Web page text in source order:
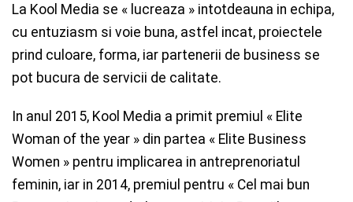
La Kool Media se « lucreaza » intotdeauna in echipa,
cu entuziasm si voie buna, astfel incat, proiectele
prind culoare, forma, iar partenerii de business se
pot bucura de servicii de calitate.
In anul 2015, Kool Media a primit premiul « Elite
Woman of the year » din partea « Elite Business
Women » pentru implicarea in antreprenoriatul
feminin, iar in 2014, premiul pentru « Cel mai bun